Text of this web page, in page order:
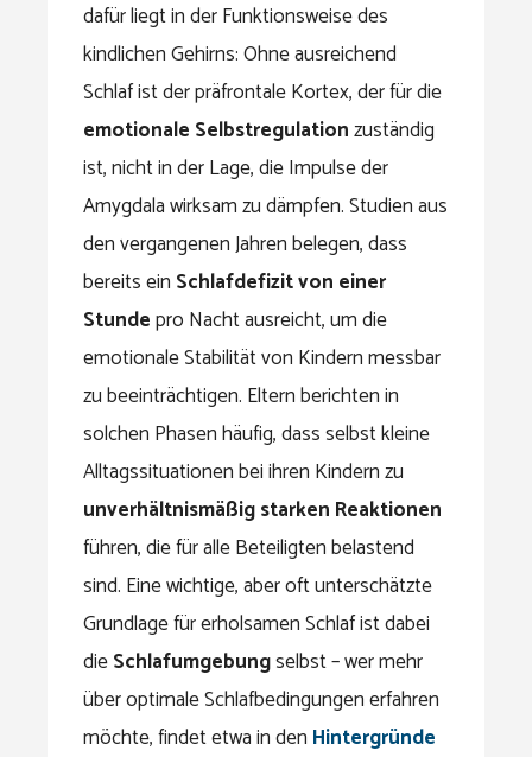
dafür liegt in der Funktionsweise des
kindlichen Gehirns: Ohne ausreichend
Schlaf ist der präfrontale Kortex, der für die
emotionale Selbstregulationzuständig
ist, nicht in der Lage, die Impulse der
Amygdala wirksam zu dämpfen. Studien aus
den vergangenen Jahren belegen, dass
bereits ein Schlafdefizit von einer
Stundepro Nacht ausreicht, um die
emotionale Stabilität von Kindern messbar
zu beeinträchtigen. Eltern berichten in
solchen Phasen häufig, dass selbst kleine
Alltagssituationen bei ihren Kindern zu
unverhältnismäßig starken Reaktionen
führen, die für alle Beteiligten belastend
sind. Eine wichtige, aber oft unterschätzte
Grundlage für erholsamen Schlaf ist dabei
dieSchlafumgebungselbst – wer mehr
über optimale Schlafbedingungen erfahren
möchte, findet etwa in den Hintergründe